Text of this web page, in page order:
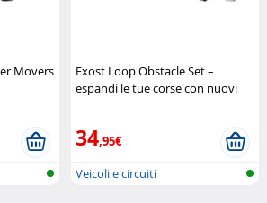
Movers
Exost Loop Obstacle Set –
espandi le tue corse con nuovi
34,95€
Veicoli e circuiti